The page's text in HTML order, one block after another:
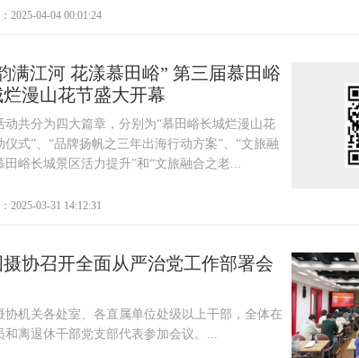
2025-04-04 00:01:24
满江河 花漾慕田峪” 第三届慕田峪
漫山花节盛大开幕
动共分为四大篇章，分别为“慕田峪长城烂漫山花
仪式”、“品牌扬帆之三年出海行动方案”、“文旅融
田峪长城景区活力提升”和“文旅融合之老...
2025-03-31 14:12:31
摄协召开全面从严治党工作部署会
协机关各处室、各直属单位处级以上干部，全体在
和离退休干部党支部代表参加会议。...